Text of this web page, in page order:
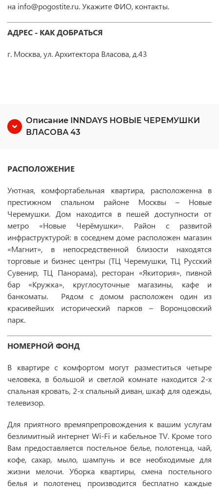
на info@pogostite.ru. Укажите ФИО, контакты.
АДРЕС - КАК ДОБРАТЬСЯ
г. Москва, ул. Архитектора Власова, д.43
Описание INNDAYS НОВЫЕ ЧЕРЕМУШКИ
ВЛАСОВА 43
РАСПОЛОЖЕНИЕ
Уютная, комфортабельная квартира, расположенна в
престижном спальном районе Москвы – Новые
Черемушки. Дом находится в пешей доступности от
метро «Новые Черёмушки». Район с развитой
инфраструктурой: в соседнем доме расположен магазин
«Магнит», в непосредственной близости находятся
торговые и бизнес центры (ТЦ Черемушки, ТЦ Русский
Сувенир, ТЦ Панорама), ресторан «Якитория», пивной
бар «Кружка», круглосуточные магазины, кафе и
банкоматы. Рядом с домом расположен один из
красивейших исторический парков – Воронцовский
парк.
НОМЕРНОЙ ФОНД
В квартире с комфортом могут разместиться четыре
человека, в большой и светлой комнате находится 2-х
спальная кровать, 2-х спальный диван, шкаф для одежды,
телевизор.
Для приятного времяпрепровождения к вашим услугам
безлимитный интернет Wi-Fi и кабельное TV. Кроме того
Вам предоставляется постельное белье, полотенца, чай,
кофе, сахар, мыло, шампунь и все необходимые для
жизни мелочи. Уборка квартиры, смена постельного
белья и полотенец производится бесплатно каждые